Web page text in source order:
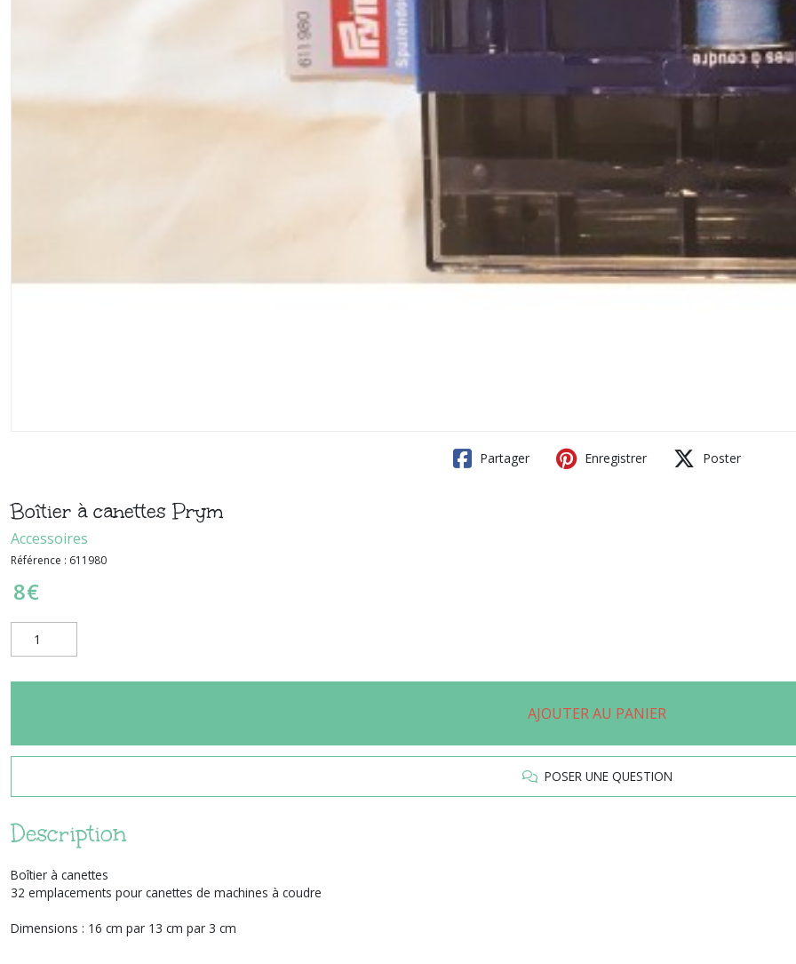
Partager Enregistrer Poster
Boîtier à canettes Prym
Accessoires
Référence : 611980
8€
AJOUTER AU PANIER
POSER UNE QUESTION
Description
Boîtier à canettes
32 emplacements pour canettes de machines à coudre
Dimensions : 16 cm par 13 cm par 3 cm